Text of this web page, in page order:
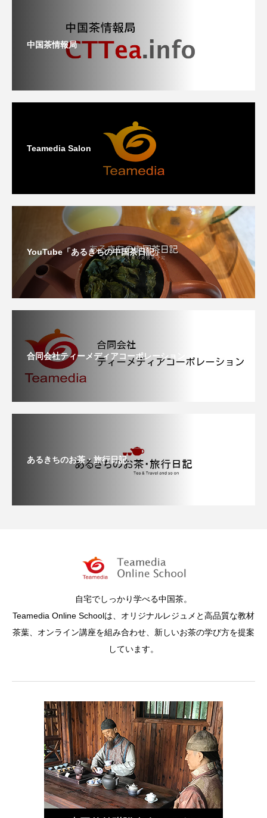
中国茶情報局
Teamedia Salon
YouTube「あるきちの中国茶日記」
合同会社ティーメディアコーポレーション
あるきちのお茶・旅行日記
自宅でしっかり学べる中国茶。
Teamedia Online Schoolは、オリジナルレジュメと高品質な教材
茶葉、オンライン講座を組み合わせ、新しいお茶の学び方を提案
しています。